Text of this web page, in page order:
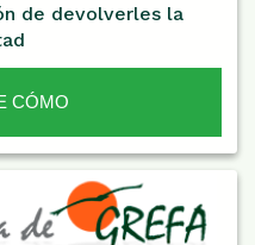
de devolverles la
CÓMO